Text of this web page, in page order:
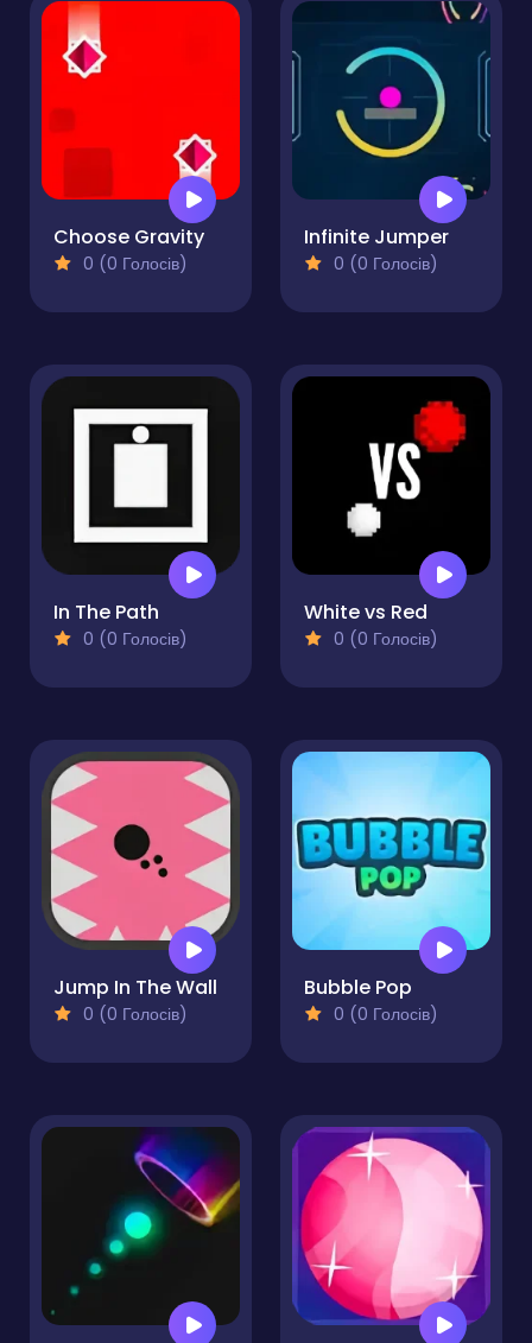
Choose Gravity
0 (0 Голосів)
Infinite Jumper
0 (0 Голосів)
In The Path
0 (0 Голосів)
White vs Red
0 (0 Голосів)
Jump In The Wall
0 (0 Голосів)
Bubble Pop
0 (0 Голосів)